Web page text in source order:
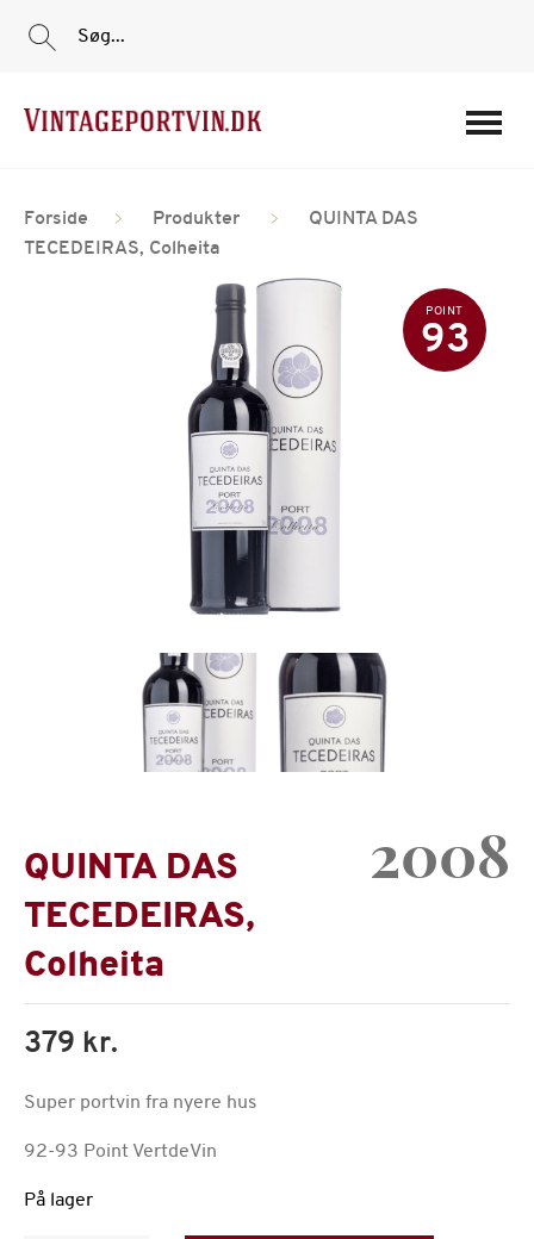
Tilbud
Film
Portvinshuse
Min Konto
Søg...
Forside Produkter
QUINTA DAS
TECEDEIRAS, Colheita
POINT
93
QUINTA DAS
TECEDEIRAS,
Colheita
2008
379 kr.
Super portvin fra nyere hus
92-93 Point VertdeVin
På lager